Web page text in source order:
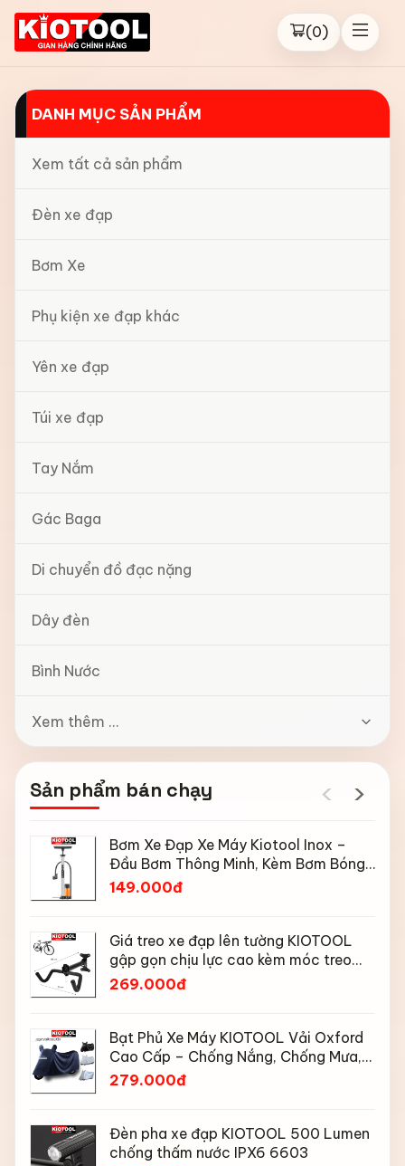
(0)
DANH MỤC SẢN PHẨM
Xem tất cả sản phẩm
Đèn xe đạp
Bơm Xe
Phụ kiện xe đạp khác
Yên xe đạp
Túi xe đạp
Tay Nắm
Gác Baga
Di chuyển đồ đạc nặng
Dây đèn
Bình Nước
Xem thêm ...
Sản phẩm bán chạy ‹ ›
Bơm Xe Đạp Xe Máy Kiotool Inox –
Đầu Bơm Thông Minh, Kèm Bơm Bóng,
Đồng Hồ 160 PSI
149.000đ
Giá treo xe đạp lên tường KIOTOOL
gập gọn chịu lực cao kèm móc treo
mũ bảo hiểm
269.000đ
Bạt Phủ Xe Máy KIOTOOL Vải Oxford
Cao Cấp – Chống Nắng, Chống Mưa,
Chống Bụi, Chống Tia UV, Có Phản
279.000đ
Đèn pha xe đạp KIOTOOL 500 Lumen
chống thấm nước IPX6 6603